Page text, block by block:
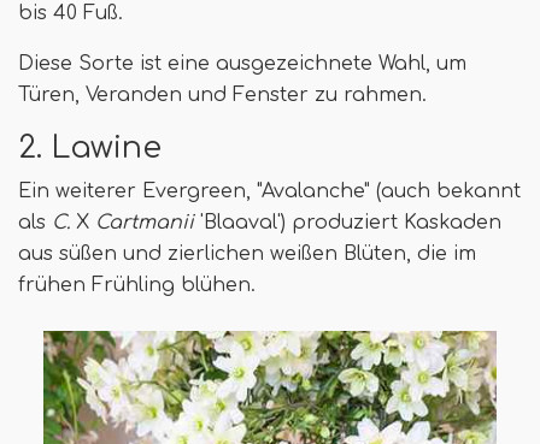
bis 40 Fuß.
Diese Sorte ist eine ausgezeichnete Wahl, um
Türen, Veranden und Fenster zu rahmen.
2. Lawine
Ein weiterer Evergreen, "Avalanche" (auch bekannt
als C. X Cartmanii 'Blaaval') produziert Kaskaden
aus süßen und zierlichen weißen Blüten, die im
frühen Frühling blühen.